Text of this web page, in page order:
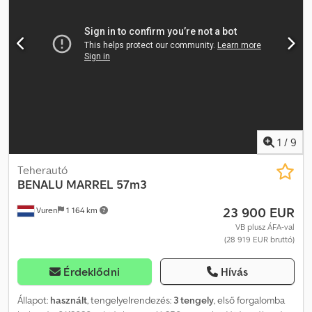
hirdetési matricákkal illetve feliratokkal is ellátott lehet.
Credpfozhzigsx Agvjf SI86334 Ajánlatunk általában nem tartalmaz
új TÜV vizsgát. Ha új TÜV vizsga szükséges, szívesen adunk
1 / 9
Vuren 1 164 km
Teherautó
BENALU MARREL 57m3
23 900 EUR
VB plusz ÁFA-val
(28 919 EUR bruttó)
Érdeklődni Hívás
Állapot: használt, tengelyelrendezés: 3 tengely, első forgalomba